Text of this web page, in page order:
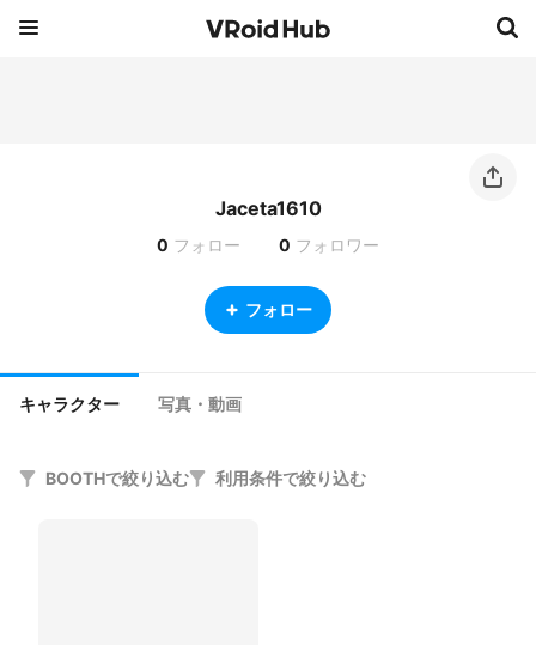
Jaceta1610
0 フォロー 0 フォロワー
フォロー
キャラクター 写真・動画
BOOTHで絞り込む 利用条件で絞り込む